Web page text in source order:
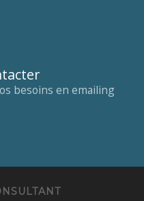
besoins en emailing